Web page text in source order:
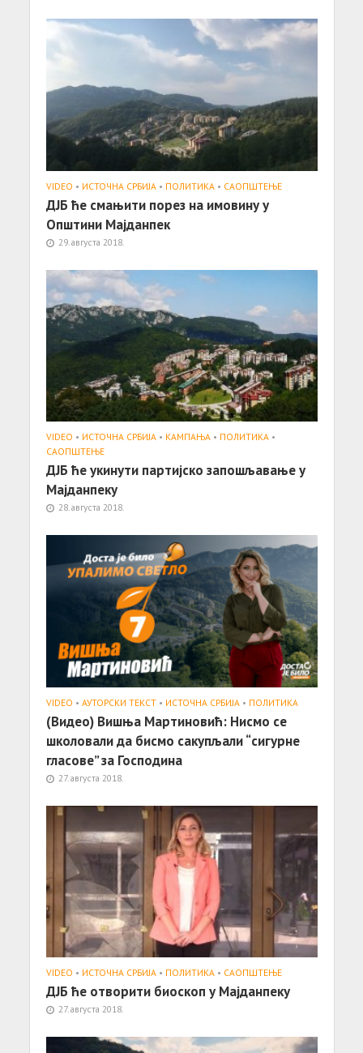
VIDEO • ИСТОЧНА СРБИЈА • ПОЛИТИКА • САОПШТЕЊE
ДЈБ ће смањити порез на имовину у
Општини Мајданпек
29. августа 2018.
VIDEO • ИСТОЧНА СРБИЈА • КАМПАЊА • ПОЛИТИКА •
САОПШТЕЊE
ДЈБ ће укинути партијско запошљавање у
Мајданпеку
28. августа 2018.
VIDEO • АУТОРСКИ ТЕКСТ • ИСТОЧНА СРБИЈА • ПОЛИТИКА
(Видео) Вишња Мартиновић: Нисмо се
школовали да бисмо сакупљали “сигурне
гласове” за Господина
27. августа 2018.
VIDEO • ИСТОЧНА СРБИЈА • ПОЛИТИКА • САОПШТЕЊE
ДЈБ ће отворити биоскоп у Мајданпеку
27. августа 2018.